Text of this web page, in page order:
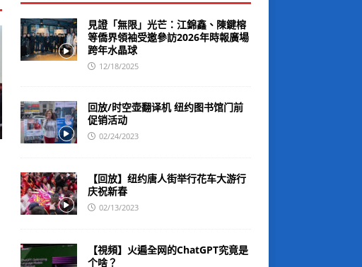
見證「無限」光芒：江錦鑫、陳鍵榕
等僑界領袖受邀參訪2026年時報廣場
跨年水晶球
12/18/2025
回放/时空壶翻译机 纽约图书馆门前
促销活动
02/24/2023
【回放】纽约唐人街举行花车大游行
庆祝新春
02/13/2023
【視頻】火遍全网的ChatGPT究竟是
个啥？